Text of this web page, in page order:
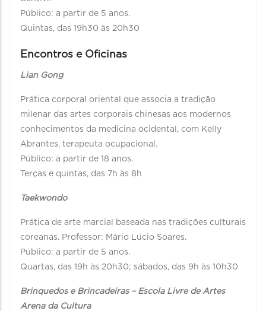
Público: a partir de 5 anos.
Quintas, das 19h30 às 20h30
Encontros e Oficinas
Lian Gong
Prática corporal oriental que associa a tradição
milenar das artes corporais chinesas aos modernos
conhecimentos da medicina ocidental, com Kelly
Abrantes, terapeuta ocupacional.
Público: a partir de 18 anos.
Terças e quintas, das 7h às 8h
Taekwondo
Prática de arte marcial baseada nas tradições culturais
coreanas. Professor: Mário Lúcio Soares.
Público: a partir de 5 anos.
Quartas, das 19h às 20h30; sábados, das 9h às 10h30
Brinquedos e Brincadeiras – Escola Livre de Artes
Arena da Cultura